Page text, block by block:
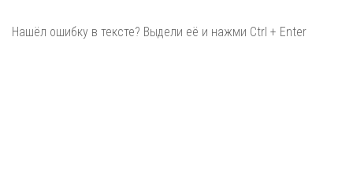
Нашёл ошибку в тексте? Выдели её и нажми Ctrl + Enter